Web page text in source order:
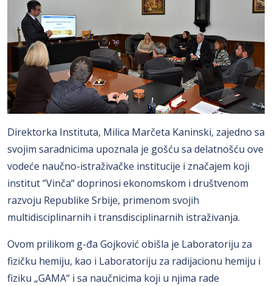
Direktorka Instituta, Milica Marčeta Kaninski, zajedno sa
svojim saradnicima upoznala je gošću sa delatnošću ove
vodeće naučno-istraživačke institucije i značajem koji
institut “Vinča“ doprinosi ekonomskom i društvenom
razvoju Republike Srbije, primenom svojih
multidisciplinarnih i transdisciplinarnih istraživanja.
Ovom prilikom g-đa Gojković obišla je Laboratoriju za
fizičku hemiju, kao i Laboratoriju za radijacionu hemiju i
fiziku „GAMA“ i sa naučnicima koji u njima rade